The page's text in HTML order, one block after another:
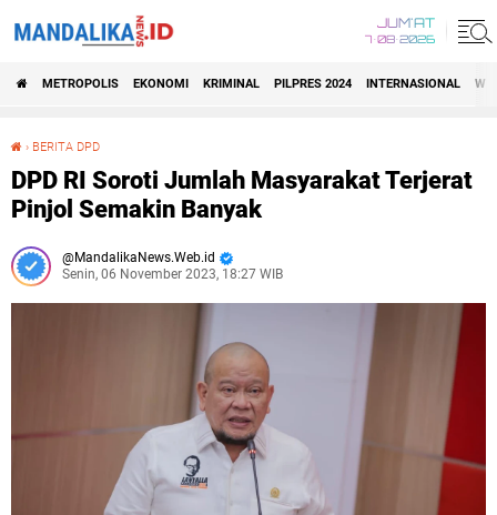
JUM'AT
7•08•2026
METROPOLIS EKONOMI KRIMINAL PILPRES 2024 INTERNASIONAL
› BERITA DPD
DPD RI Soroti Jumlah Masyarakat Terjerat
Pinjol Semakin Banyak
MandalikaNews.Web.id
Senin, 06 November 2023, 18:27 WIB